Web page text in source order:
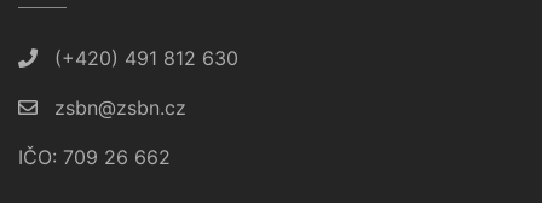
(+420) 491 812 630
zsbn@zsbn.cz
IČO: 709 26 662